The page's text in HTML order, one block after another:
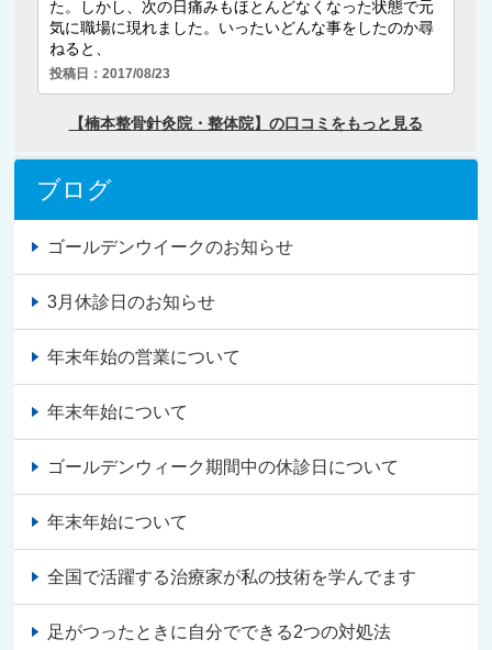
ブログ
ゴールデンウイークのお知らせ
3月休診日のお知らせ
年末年始の営業について
年末年始について
ゴールデンウィーク期間中の休診日について
年末年始について
全国で活躍する治療家が私の技術を学んでます
足がつったときに自分でできる2つの対処法